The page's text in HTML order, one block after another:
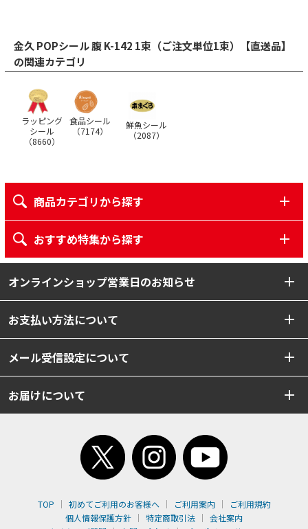
金久 POPシール 腹 K-142 1束（ご注文単位1束）【直送品】
の関連カテゴリ
ラッピング
シール
（8660）
食品シール
（7174）
鮮魚シール
（2087）
商品カテゴリから探す
おすすめ特集から探す
オンラインショップ営業日のお知らせ
お支払い方法について
メール受信設定について
お届けについて
TOP 初めてご利用のお客様へ ご利用案内
ご利用規約
個人情報保護方針
特定商取引法
会社案内